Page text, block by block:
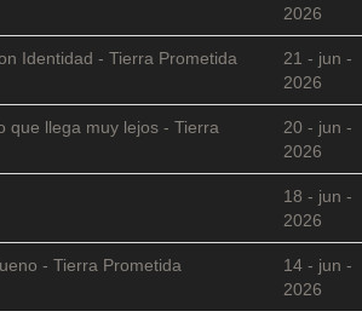
2026
Identidad - Tierra Prometida
21 - jun -
2026
que llega muy lejos - Tierra
20 - jun -
2026
18 - jun -
2026
- Tierra Prometida
14 - jun -
2026